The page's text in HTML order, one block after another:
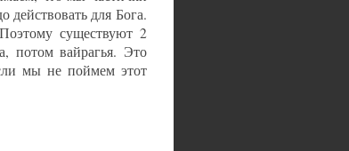
действовать для Бога.
существуют 2
потом вайрагья. Это
мы не поймем этот